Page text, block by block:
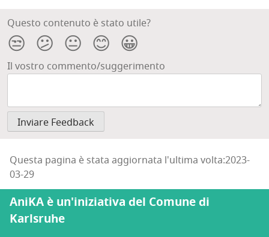
Questo contenuto è stato utile?
😒 😕 😐 😊 😀
Il vostro commento/suggerimento
Questa pagina è stata aggiornata l'ultima volta:2023-
03-29
AniKA è un'iniziativa del Comune di
Karlsruhe